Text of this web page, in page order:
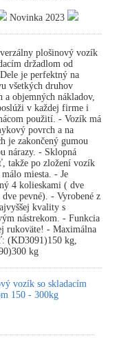
Novinka 2023
plošinový vozík
držadlom od
je perfektný na
všetkých druhov
a objemných nákladov,
v každej firme i
použití. - Vozík má
povrch a na
je zakončený gumou
nárazy. - Sklopná
takže po zložení vozík
málo miesta. - Je
4 kolieskami ( dve
dve pevné). - Vyrobené z
kvality s
nástrekom. - Funkcia
rukoväte! - Maximálna
(KD3091)150 kg,
kg
vozík so skladacím
150 - 300kg